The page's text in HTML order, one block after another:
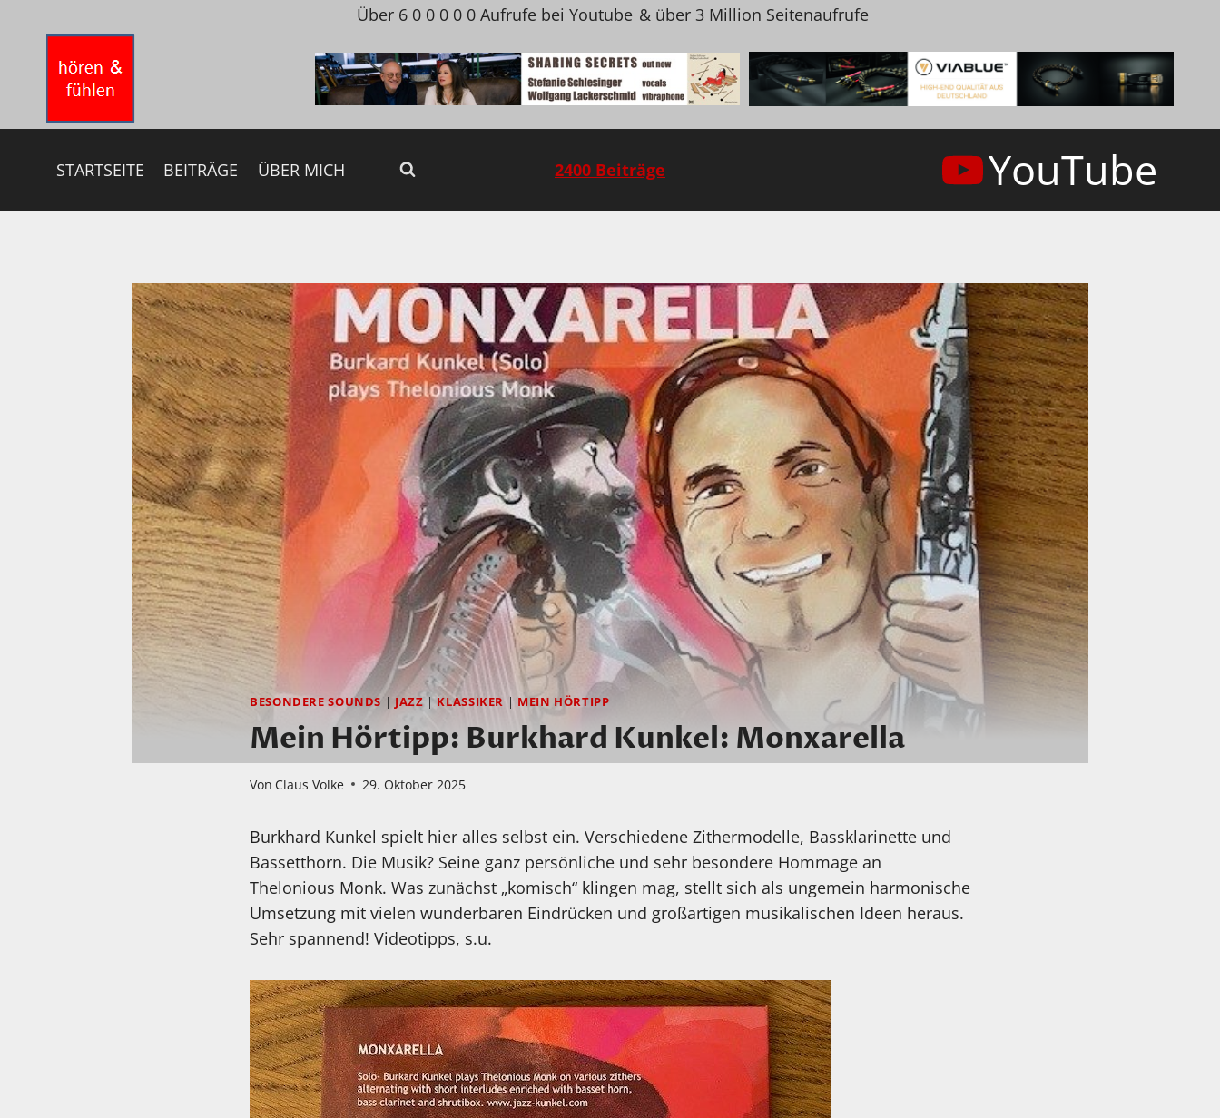
springen
Über 6 0 0 0 0 0 Aufrufe bei Youtube & über 3 Million Seitenaufrufe
STARTSEITE BEITRÄGE ÜBER MICH 2400 Beiträge YouTube
BESONDERE SOUNDS | JAZZ | KLASSIKER | MEIN HÖRTIPP
Mein Hörtipp: Burkhard Kunkel: Monxarella
Von Claus Volke 29. Oktober 2025
Burkhard Kunkel spielt hier alles selbst ein. Verschiedene Zithermodelle, Bassklarinette und
Bassetthorn. Die Musik? Seine ganz persönliche und sehr besondere Hommage an
Thelonious Monk. Was zunächst „komisch“ klingen mag, stellt sich als ungemein harmonische
Umsetzung mit vielen wunderbaren Eindrücken und großartigen musikalischen Ideen heraus.
Sehr spannend! Videotipps, s.u.